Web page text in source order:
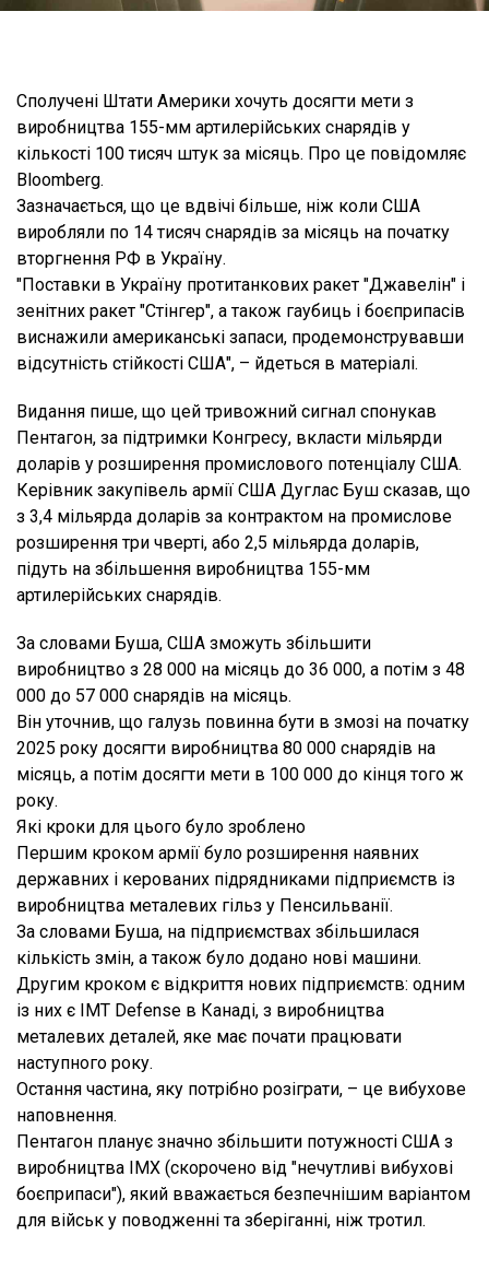
Сполучені Штати Америки хочуть досягти мети з
виробництва 155-мм артилерійських снарядів у
кількості 100 тисяч штук за місяць. Про це повідомляє
Bloomberg.
Зазначається, що це вдвічі більше, ніж коли США
виробляли по 14 тисяч снарядів за місяць на початку
вторгнення РФ в Україну.
"Поставки в Україну протитанкових ракет "Джавелін" і
зенітних ракет "Стінгер", а також гаубиць і боєприпасів
виснажили американські запаси, продемонструвавши
відсутність стійкості США", – йдеться в матеріалі.
Видання пише, що цей тривожний сигнал спонукав
Пентагон, за підтримки Конгресу, вкласти мільярди
доларів у розширення промислового потенціалу США.
Керівник закупівель армії США Дуглас Буш сказав, що
з 3,4 мільярда доларів за контрактом на промислове
розширення три чверті, або 2,5 мільярда доларів,
підуть на збільшення виробництва 155-мм
артилерійських снарядів.
За словами Буша, США зможуть збільшити
виробництво з 28 000 на місяць до 36 000, а потім з 48
000 до 57 000 снарядів на місяць.
Він уточнив, що галузь повинна бути в змозі на початку
2025 року досягти виробництва 80 000 снарядів на
місяць, а потім досягти мети в 100 000 до кінця того ж
року.
Які кроки для цього було зроблено
Першим кроком армії було розширення наявних
державних і керованих підрядниками підприємств із
виробництва металевих гільз у Пенсильванії.
За словами Буша, на підприємствах збільшилася
кількість змін, а також було додано нові машини.
Другим кроком є відкриття нових підприємств: одним
із них є IMT Defense в Канаді, з виробництва
металевих деталей, яке має почати працювати
наступного року.
Остання частина, яку потрібно розіграти, – це вибухове
наповнення.
Пентагон планує значно збільшити потужності США з
виробництва IMX (скорочено від "нечутливі вибухові
боєприпаси"), який вважається безпечнішим варіантом
для військ у поводженні та зберіганні, ніж тротил.